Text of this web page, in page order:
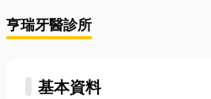
亨瑞牙醫診所
基本資料